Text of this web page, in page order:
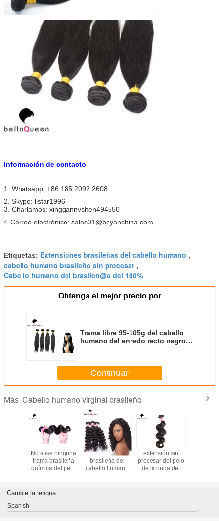
Información de contacto
1. Whatsapp: +86 185 2092 2608
2. Skype: listar1996
3. Charlamos: xinggannvshen494550
4. Correo electrónico: sales01@boyanchina.com
Etiquetas: Extensiones brasileñas del cabello humano ,
cabello humano brasileño sin procesar,
Cabello humano del brasilen@o del 100%
Obtenga el mejor precio por
Trama libre 95-105g del cabello
humano del enredo recto negro
Continuar
Más Cabello humano virginal brasileño
No alise ninguna
trama brasileña
química del pelo
del cuerpo
ningunas
Extensión
brasileña del
cabello humano
para las mujeres
extensión sin
procesar del pelo
de la onda del
brasileño de 7Al
Cambie la lengua
Spanish